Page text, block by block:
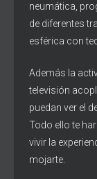
neumática,
de diferentes
esférica con
Además la
televisión
puedan ver el
Todo ello te
vivir la
mojarte.